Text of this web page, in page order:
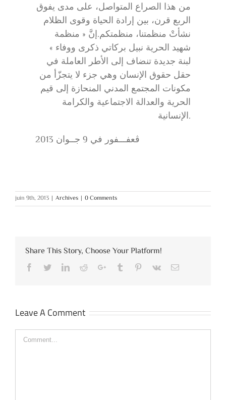
من هذا الصراع المتواصل، على مدى يفوق
الربع قرن، بين إرادة الحياة وقوى الظلام
نشأتْ منظمتنا، منظمتكم.إنَّ « منظمة
شهيد الحرية نبيل بركاتي ذكرى ووفاء »
لبنة جديدة تنضاف إلى الأطر العاملة في
حقل حقوق الإنسان وهي جزء لا يتجزّأ من
مكونات المجتمع المدني المنحازة إلى قيم
الحرية والعدالة الاجتماعية والكرامة
الإنسانية.
ڨعفـــفور في 9 جــوان 2013
juin 9th, 2013 | Archives | 0 Comments
Share This Story, Choose Your Platform!
Facebook
TwitterLinkedIn
RedditGoogle+Tumblr Pinterest
Vk Email
Leave A Comment
Comment